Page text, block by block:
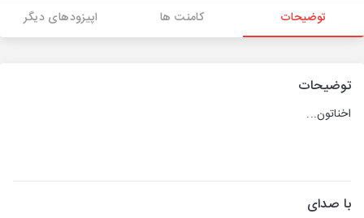
توضیحات کامنت ها اپیزودهای دیگر
توضیحات
اخناتون...
با صدای